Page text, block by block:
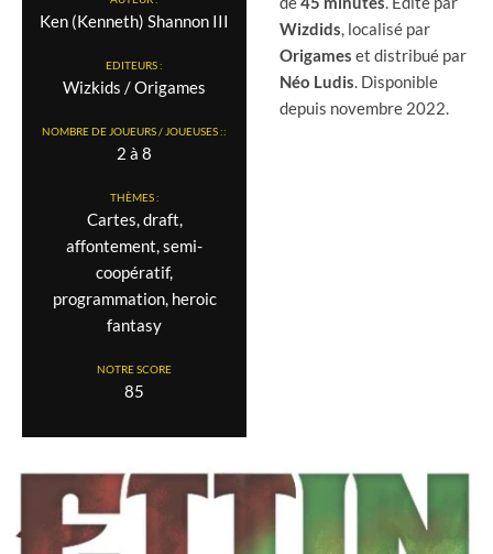
Ken (Kenneth) Shannon III
EDITEURS :
Wizkids / Origames
NOMBRE DE JOUEURS / JOUEUSES ::
2 à 8
THÈMES :
Cartes, draft,
affontement, semi-
coopératif,
programmation, heroic
fantasy
NOTRE SCORE
85
Wizdids, localisé par
Origames et distribué par
Néo Ludis. Disponible
depuis novembre 2022.